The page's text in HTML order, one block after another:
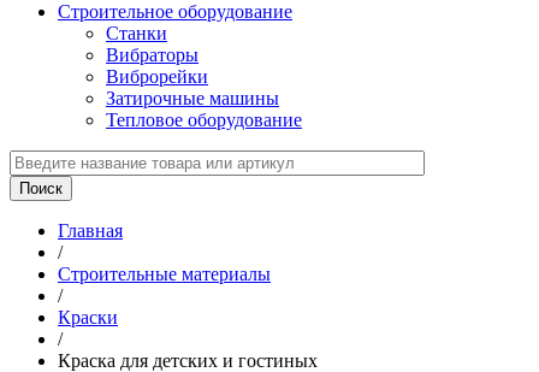
Строительное оборудование
Станки
Вибраторы
Виброрейки
Затирочные машины
Тепловое оборудование
Главная
/
Строительные материалы
/
Краски
/
Краска для детских и гостиных